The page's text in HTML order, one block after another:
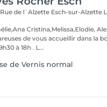
de l`Alzette Esch-sur-Alzette
Cristina,Melissa,Elodie,
de vous accueillir dans la
à 18h . L...
de Vernis normal